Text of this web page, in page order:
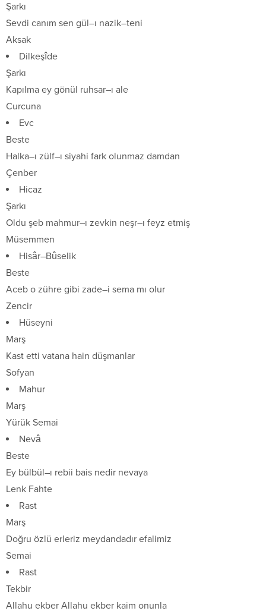
Şarkı
Sevdi canım sen gül–ı nazik–teni
Aksak
Dilkeşîde
Şarkı
Kapılma ey gönül ruhsar–ı ale
Curcuna
Evc
Beste
Halka–ı zülf–ı siyahi fark olunmaz damdan
Çenber
Hicaz
Şarkı
Oldu şeb mahmur–ı zevkin neşr–ı feyz etmiş
Müsemmen
Hisâr–Bûselik
Beste
Aceb o zühre gibi zade–i sema mı olur
Zencir
Hüseyni
Marş
Kast etti vatana hain düşmanlar
Sofyan
Mahur
Marş
Yürük Semai
Nevâ
Beste
Ey bülbül–ı rebii bais nedir nevaya
Lenk Fahte
Rast
Marş
Doğru özlü erleriz meydandadır efalimiz
Semai
Rast
Tekbir
Allahu ekber Allahu ekber kaim onunla